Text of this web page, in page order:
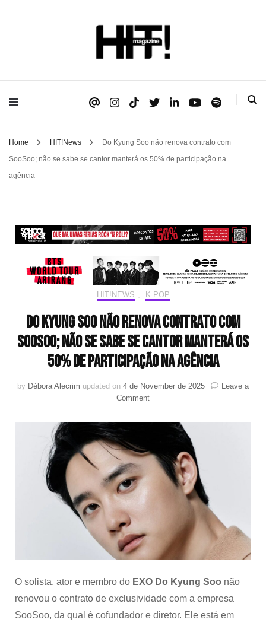
HIT!Magazine
Home HIT!News
Do Kyung Soo não renova contrato com
SooSoo; não se sabe se cantor manterá os 50% de participação na
agência
HIT!NEWS K-POP
Do Kyung Soo não renova contrato com
SooSoo; não se sabe se cantor manterá os
50% de participação na agência
by Débora Alecrim updated on 4 de November de 2025
Leave a
Commenton
Kyung
renova
contrato
SooSoo;
cantor
50%
de
participação
O solista, ator e membro do EXO Do Kyung Soo não
renovou o contrato de exclusividade com a empresa
SooSoo, da qual é cofundador e diretor. Ele está em